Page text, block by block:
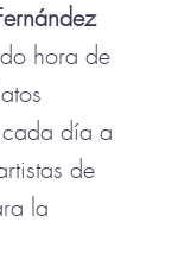
hora de
cada día a
de
la